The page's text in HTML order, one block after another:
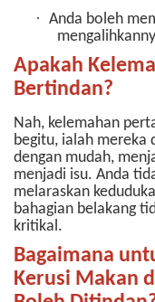
· Anda boleh
Apakah
Bertindan?
Nah, kelemahan
begitu, ialah mereka
dengan mudah,
menjadi isu. Anda
melaraskan
bahagian belakang
kritikal.
Bagaimana
Kerusi Makan